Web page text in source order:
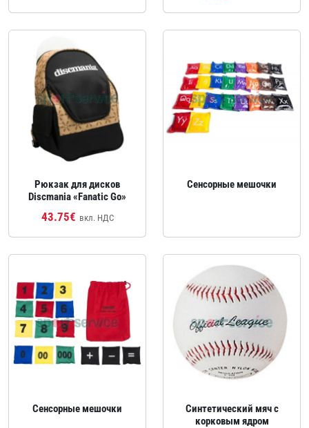
Рюкзак для дисков
Discmania «Fanatic Go»
43.75€ вкл. НДС
Сенсорные мешочки
Сенсорные мешочки
Синтетический мяч с
корковым ядром